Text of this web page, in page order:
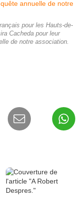
pour les Hauts-de-
Cacheda pour leur
de notre association.